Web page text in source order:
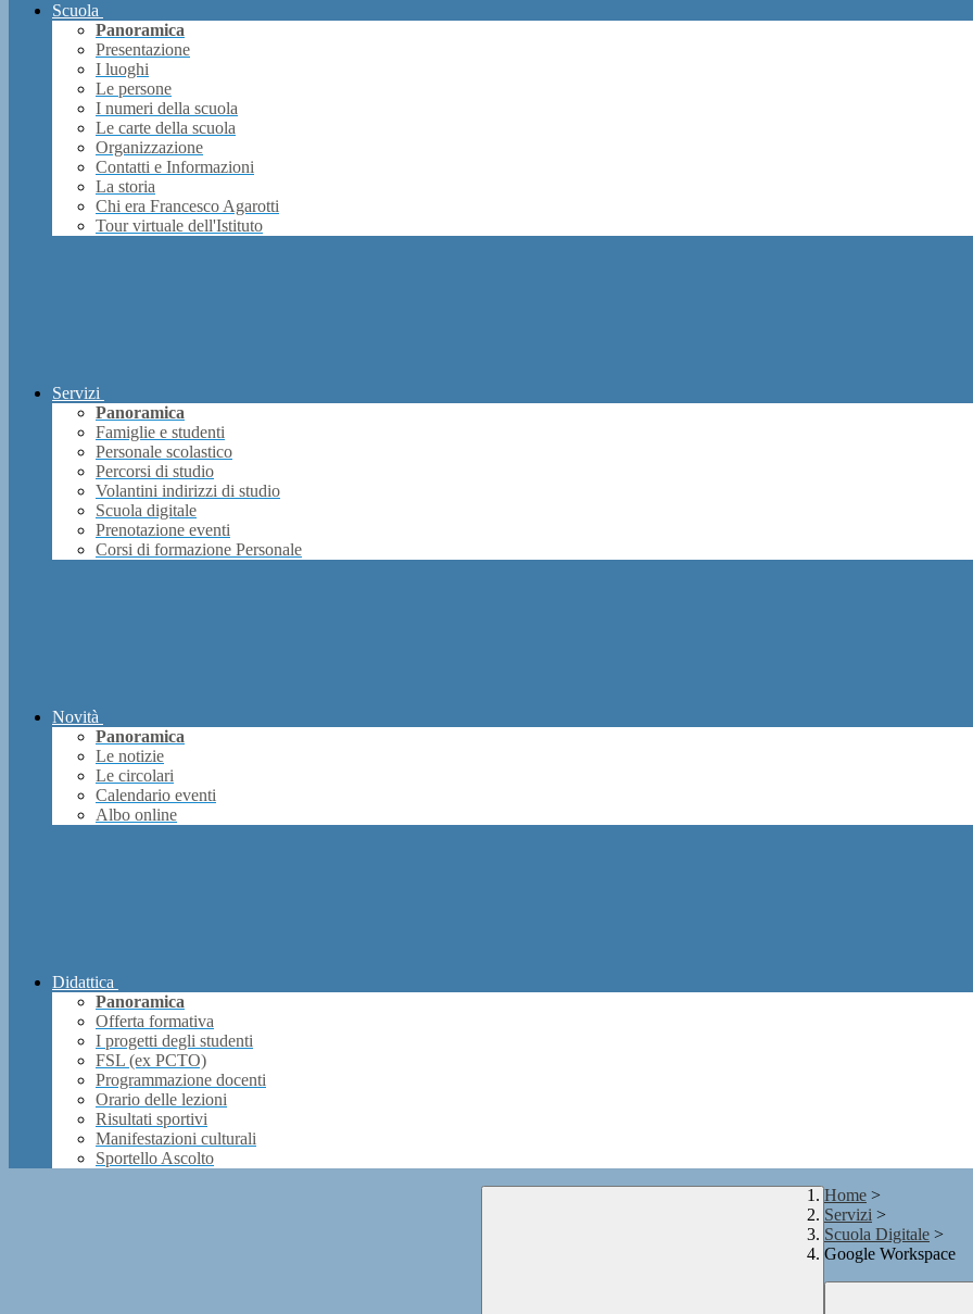
Scuola
Panoramica
Presentazione
I luoghi
Le persone
I numeri della scuola
Le carte della scuola
Organizzazione
Contatti e Informazioni
La storia
Chi era Francesco Agarotti
Tour virtuale dell'Istituto
Servizi
Panoramica
Famiglie e studenti
Personale scolastico
Percorsi di studio
Volantini indirizzi di studio
Scuola digitale
Prenotazione eventi
Corsi di formazione Personale
Novità
Panoramica
Le notizie
Le circolari
Calendario eventi
Albo online
Didattica
Panoramica
Offerta formativa
I progetti degli studenti
FSL (ex PCTO)
Programmazione docenti
Orario delle lezioni
Risultati sportivi
Manifestazioni culturali
Sportello Ascolto
Home >
Servizi >
Scuola Digitale >
Google Workspace